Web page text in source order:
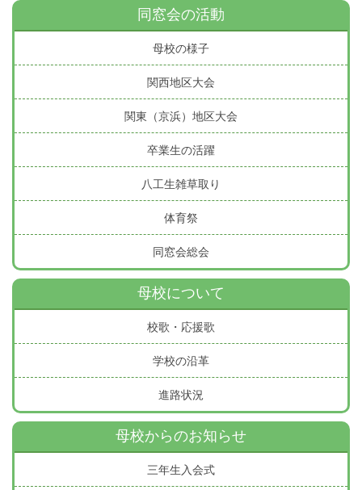
同窓会の活動
母校の様子
関西地区大会
関東（京浜）地区大会
卒業生の活躍
八工生雑草取り
体育祭
同窓会総会
母校について
校歌・応援歌
学校の沿革
進路状況
母校からのお知らせ
三年生入会式